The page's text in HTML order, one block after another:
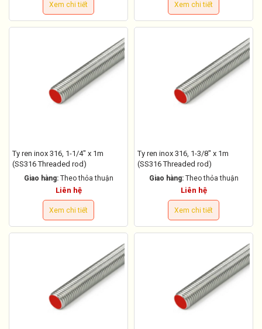
Xem chi tiết Xem chi tiết
Ty ren inox 316, 1-1/4" x 1m
(SS316 Threaded rod)
Giao hàng: Theo thỏa thuận
Liên hệ
Xem chi tiết
Ty ren inox 316, 1-3/8" x 1m
(SS316 Threaded rod)
Giao hàng: Theo thỏa thuận
Liên hệ
Xem chi tiết